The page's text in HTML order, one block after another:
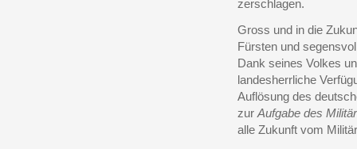
zerschlagen.
Gross und in die
Fürsten und
Dank seines Volkes
landesherrliche
Auflösung des
zurAufgabe des
alle Zukunft vom